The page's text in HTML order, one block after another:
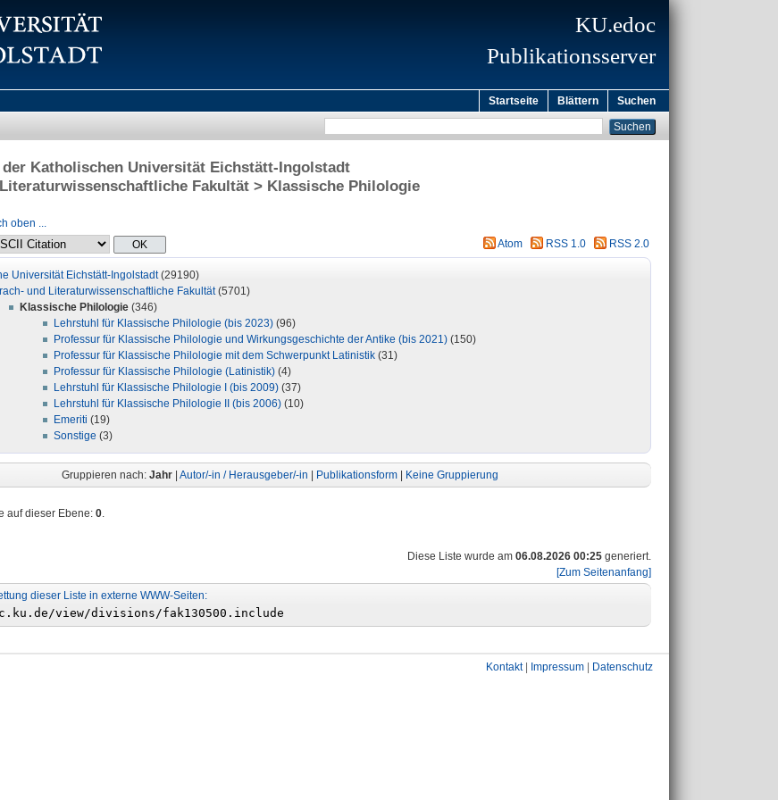
KU.edoc
Publikationsserver
Startseite Blättern Suchen
Katholischen Universität Eichstätt-Ingolstadt
Fakultät > Klassische Philologie
oben ...
Atom RSS 1.0 RSS 2.0
Universität Eichstätt-Ingolstadt(29190)
und Literaturwissenschaftliche Fakultät(5701)
Klassische Philologie (346)
Lehrstuhl für Klassische Philologie (bis 2023) (96)
Professur für Klassische Philologie und Wirkungsgeschichte der Antike (bis 2021) (150)
Professur für Klassische Philologie mit dem Schwerpunkt Latinistik (31)
Professur für Klassische Philologie (Latinistik) (4)
Lehrstuhl für Klassische Philologie I (bis 2009) (37)
Lehrstuhl für Klassische Philologie II (bis 2006) (10)
Emeriti (19)
Sonstige (3)
Gruppieren nach: Jahr Autor/-in / Herausgeber/-in Publikationsform| Keine Gruppierung
auf dieser Ebene: 0.
Diese Liste wurde am 06.08.2026 00:25 generiert.
[Zum Seitenanfang]
dieser Liste in externe WWW-Seiten:
Kontakt| Impressum Datenschutz